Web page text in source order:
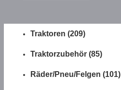
Traktoren (209)
Traktorzubehör (85)
Räder/Pneu/Felgen (101)